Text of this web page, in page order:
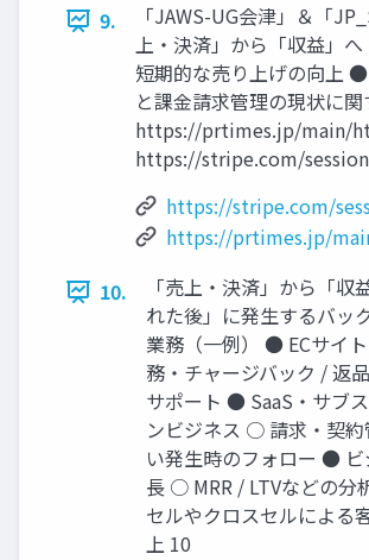
9.
「JAWS-UG会津」＆「
上・決済」から「収益」
短期的な売り上げの向上
と課金請求管理の現状に関
https://prtimes.jp/main/
https://stripe.com/
https://stripe.com/
https://prtimes.jp/
10.
「売上・決済」から「収
れた後」に発生するバッ
業務（一例） ● ECサイ
務・チャージバック / 返
サポート ● SaaS・サブ
ンビジネス ○ 請求・契約
い発生時のフォロー ●
長 ○ MRR / LTVなどの
セルやクロスセルによる
上 10